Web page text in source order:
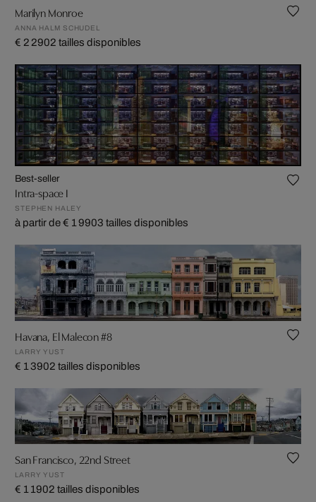
Marilyn Monroe
ANNA HALM SCHUDEL
€ 2 2902 tailles disponibles
Best-seller
Intra-space I
STEPHEN HALEY
à partir de € 1 9903 tailles disponibles
Havana, El Malecon #8
LARRY YUST
€ 1 3902 tailles disponibles
San Francisco, 22nd Street
LARRY YUST
€ 1 1902 tailles disponibles